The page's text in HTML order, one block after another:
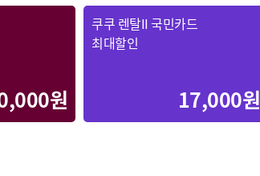
원
쿠쿠 렌탈II 국민카드
최대할인
17,000원